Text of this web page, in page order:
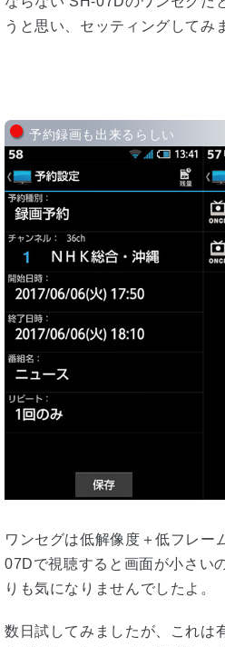
うと思い、セッティングしてみ
予約録画も出来るらしい
ワンセグは低解像度＋低フレー
07Dで視聴すると画面が小さい
りも気になりませんでしたよ。
数日試してみましたが、これは